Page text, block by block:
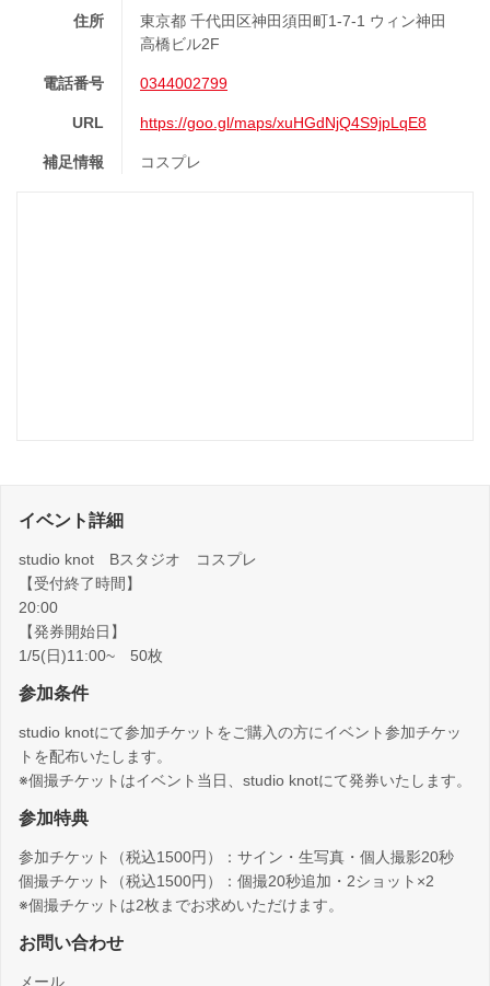
住所
東京都 千代田区神田須田町1-7-1 ウィン神田
高橋ビル2F
電話番号 0344002799
URL https://goo.gl/maps/xuHGdNjQ4S9jpLqE8
補足情報 コスプレ
イベント詳細
studio knot Bスタジオ コスプレ
【受付終了時間】
20:00
【発券開始日】
1/5(日)11:00~ 50枚
参加条件
studio knotにて参加チケットをご購入の方にイベント参加チケッ
トを配布いたします。
※個撮チケットはイベント当日、studio knotにて発券いたします。
参加特典
参加チケット（税込1500円）：サイン・生写真・個人撮影20秒
個撮チケット（税込1500円）：個撮20秒追加・2ショット×2
※個撮チケットは2枚までお求めいただけます。
お問い合わせ
メール